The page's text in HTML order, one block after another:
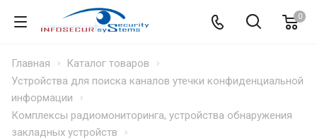
0
Главная
Каталог товаров
Устройства для поиска каналов утечки конфиденциальной
информации
Комплексы радиомониторинга, устройства обнаружения
закладных устройств